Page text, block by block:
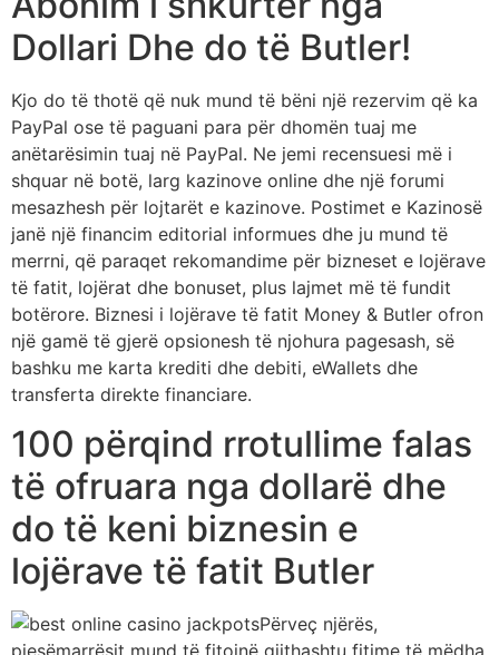
Dollari Dhe do të Butler!
Kjo do të thotë që nuk mund të bëni një rezervim që ka
PayPal ose të paguani para për dhomën tuaj me
anëtarësimin tuaj në PayPal. Ne jemi recensuesi më i
shquar në botë, larg kazinove online dhe një forumi
mesazhesh për lojtarët e kazinove. Postimet e Kazinosë
janë një financim editorial informues dhe ju mund të
merrni, që paraqet rekomandime për bizneset e lojërave
të fatit, lojërat dhe bonuset, plus lajmet më të fundit
botërore. Biznesi i lojërave të fatit Money & Butler ofron
një gamë të gjerë opsionesh të njohura pagesash, së
bashku me karta krediti dhe debiti, eWallets dhe
transferta direkte financiare.
100 përqind rrotullime falas
të ofruara nga dollarë dhe
do të keni biznesin e
lojërave të fatit Butler
Përveç njërës,